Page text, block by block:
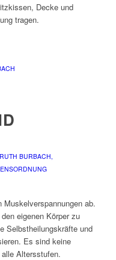
Decke und
tragen.
RUTH BURBACH,
Muskelverspannungen ab.
eigenen Körper zu
Selbstheilungskräfte und
Es sind keine
Altersstufen.